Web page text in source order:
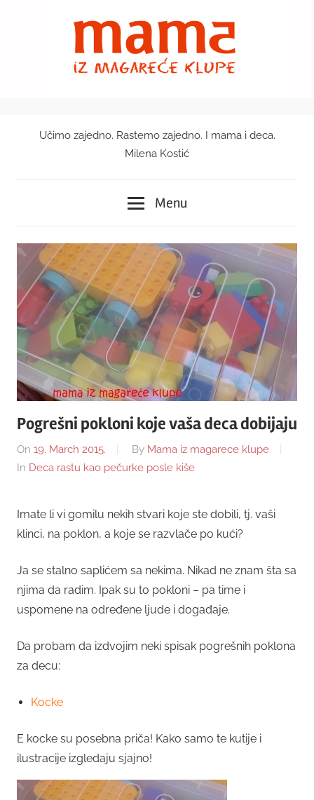
Mama
magareće
klupe
Učimo zajedno. Rastemo zajedno. I mama i deca.
Milena Kostić
Menu
Pogrešni pokloni koje vaša deca dobijaju
On 19. March 2015. By Mama iz magarece klupe
In Deca rastu kao pečurke posle kiše
Imate li vi gomilu nekih stvari koje ste dobili, tj. vaši
klinci, na poklon, a koje se razvlače po kući?
Ja se stalno saplićem sa nekima. Nikad ne znam šta sa
njima da radim. Ipak su to pokloni – pa time i
uspomene na određene ljude i događaje.
Da probam da izdvojim neki spisak pogrešnih poklona
za decu:
Kocke
E kocke su posebna priča! Kako samo te kutije i
ilustracije izgledaju sjajno!